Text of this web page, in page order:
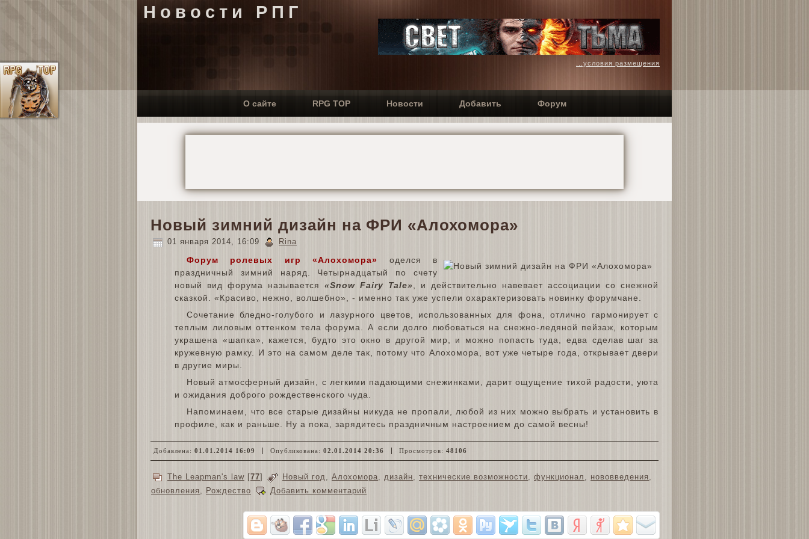
Новости РПГ
...условия размещения
О сайте RPG TOP Новости Добавить Форум
Новый зимний дизайн на ФРИ «Алохомора»
01 января 2014, 16:09 Rina
Форум ролевых игр «Алохомора» оделся в
праздничный зимний наряд. Четырнадцатый по счету
новый вид форума называется «Snow Fairy Tale» , и действительно навевает ассоциации со снежной
сказкой. «Красиво, нежно, волшебно», - именно так уже успели охарактеризовать новинку форумчане.
Сочетание бледно-голубого и лазурного цветов, использованных для фона, отлично гармонирует с
теплым лиловым оттенком тела форума. А если долго любоваться на снежно-ледяной пейзаж, которым
украшена «шапка», кажется, будто это окно в другой мир, и можно попасть туда, едва сделав шаг за
кружевную рамку. И это на самом деле так, потому что Алохомора, вот уже четыре года, открывает двери
в другие миры.
Новый атмосферный дизайн, с легкими падающими снежинками, дарит ощущение тихой радости, уюта
и ожидания доброго рождественского чуда.
Напоминаем, что все старые дизайны никуда не пропали, любой из них можно выбрать и установить в
профиле, как и раньше. Ну а пока, зарядитесь праздничным настроением до самой весны!
Добавлена: 01.01.2014 16:09 Опубликована: 02.01.2014 20:36 Просмотров: 48106
The Leapman's law [77] Новый год Алохомора дизайн технические возможности функционал нововведения
обновления
Рождество Добавить комментарий